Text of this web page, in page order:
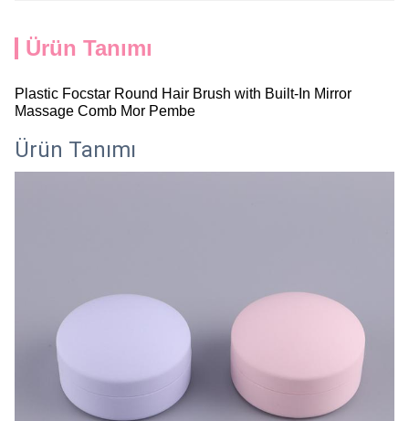
Ürün Tanımı
Plastic Focstar Round Hair Brush with Built-In Mirror
Massage Comb Mor Pembe
Ürün Tanımı